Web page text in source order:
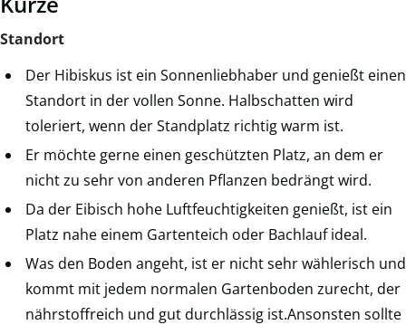
Standort
Der Hibiskus ist ein Sonnenliebhaber und genießt einen
Standort in der vollen Sonne. Halbschatten wird
toleriert, wenn der Standplatz richtig warm ist.
Er möchte gerne einen geschützten Platz, an dem er
nicht zu sehr von anderen Pflanzen bedrängt wird.
Da der Eibisch hohe Luftfeuchtigkeiten genießt, ist ein
Platz nahe einem Gartenteich oder Bachlauf ideal.
Was den Boden angeht, ist er nicht sehr wählerisch und
kommt mit jedem normalen Gartenboden zurecht, der
nährstoffreich und gut durchlässig ist.Ansonsten sollte